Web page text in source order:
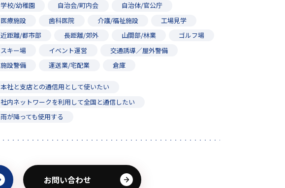
学校/幼稚園
自治会/町内会
自治体/官公庁
医療施設
歯科医院 介護/福祉施設
工場見学
近距離/都市部
長距離/郊外 山間部/林業
ゴルフ場
スキー場
イベント運営
交通誘導／屋外警備
施設警備
運送業/宅配業 倉庫
本社と支店との通信用として使いたい
社内ネットワークを利用して全国と通信したい
雨が降っても使用する
お問い合わせ